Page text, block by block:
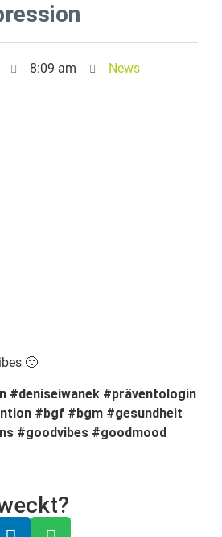
8:09 am News
🙂
#deniseiwanek #präventologin
#bgf #bgm #gesundheit
#goodvibes #goodmood